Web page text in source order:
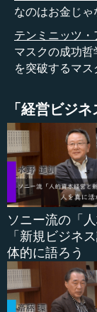
は、いつまで経
桑原 これは特
のでこういうつ
くさんあります
もそれを超えて
マスクは、ロケ
ますが、それを
をゼロベースで
そして、実際に
に使っているよ
も想像しなかっ
とがなかっただ
るではないかと
なのはお金じ
テンミニッツ・
マスクの成功哲
を突破するマス
「経営ビジ
ソニー流の「人
「新規ビジネ
体的に語ろう